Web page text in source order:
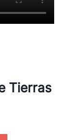
Tierras